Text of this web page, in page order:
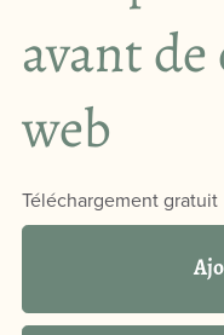
avant
web
Téléchargement gratuit